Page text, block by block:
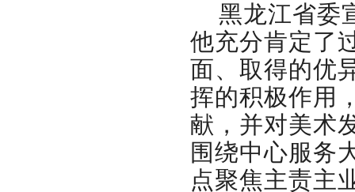
黑龙江省委
他充分肯定了
面、取得的优
挥的积极作用
献，并对美术
围绕中心服务
点聚焦主责主